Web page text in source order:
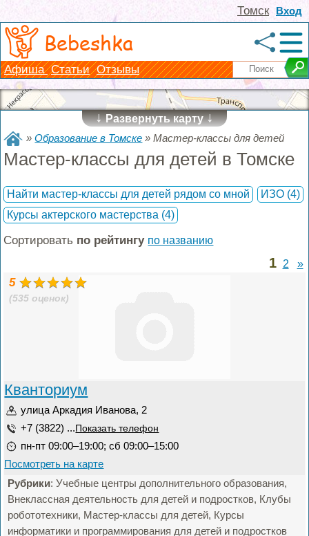
Вход
Томск
Bebeshka
Афиша Статьи Отзывы
↓Развернуть карту↓
»Образование в Томске »Мастер-классы для детей
Мастер-классы для детей в Томске
Найти мастер-классы для детей рядом со мной ИЗО (4)
Курсы актерского мастерства (4)
Сортировать по рейтингу по названию
1 2 »
5
(535 оценок)
Кванториум
улица Аркадия Иванова, 2
+7 (3822) ... Показать телефон
пн-пт 09:00–19:00; сб 09:00–15:00
Посмотреть на карте
Рубрики: Учебные центры дополнительного образования,
Внеклассная деятельность для детей и подростков, Клубы
робототехники, Мастер-классы для детей, Курсы
информатики и программирования для детей и подростков